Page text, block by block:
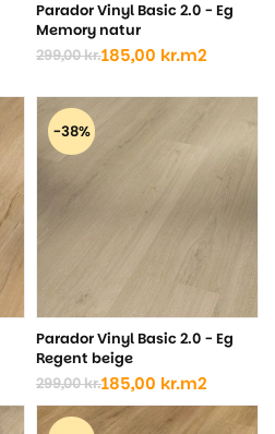
Parador Vinyl Basic 2.0 - Eg
Memory natur
299,00kr.
Den
pris
var:
299,00 kr..
185,00 kr.
Den
pris
er:
185,00 kr..
m2
-38%
Parador Vinyl Basic 2.0 - Eg
Regent beige
299,00kr.
Den
oprindelige
185,00 kr.
Den
aktuelle
m2